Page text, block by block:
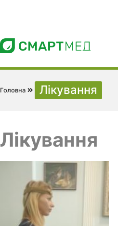
Головна Лікування
Лікування